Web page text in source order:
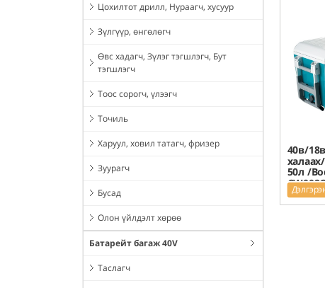
Цохилтот дрилл, Нураагч, хусуур
Зүлгүүр, өнгөлөгч
Өвс хадагч, Зүлэг тэгшлэгч, Бут
тэгшлэгч
Тоос сорогч, үлээгч
Точиль
Харуул, ховил татагч, фризер
Зуурагч
Бусад
Олон үйлдэлт хөрөө
Батарейт багаж 40V
Таслагч
40в/
50л /